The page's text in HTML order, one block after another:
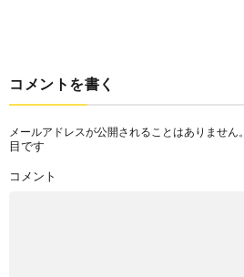
コメントを書く
メールアドレスが公開されることはありません。
目です
コメント